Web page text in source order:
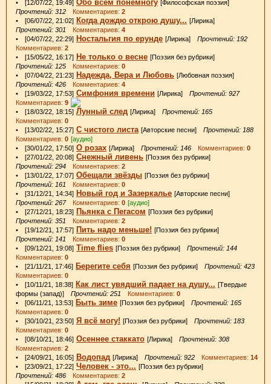
• [12/07/22, 19:49] Обо всём понемногу [Философская поэзия]
Прочтений: 312 Комментариев: 2
• [06/07/22, 21:02] Когда дождю открою душу... [Лирика]
Прочтений: 301 Комментариев: 4
• [04/07/22, 22:29] Ностальгия по ерунде [Лирика] Прочтений: 192
Комментариев: 2
• [15/05/22, 16:17] Не только о весне [Поэзия без рубрики]
Прочтений: 125 Комментариев: 0
• [07/04/22, 21:23] Надежда, Вера и Любовь [Любовная поэзия]
Прочтений: 426 Комментариев: 4
• [19/03/22, 17:53] Симфония времени [Лирика] Прочтений: 927
Комментариев: 9
• [18/03/22, 18:15] Лунный след [Лирика] Прочтений: 165
Комментариев: 0
• [13/02/22, 15:27] С чистого листа [Авторские песни] Прочтений: 188
Комментариев: 0 [аудио]
• [30/01/22, 17:50] О розах [Лирика] Прочтений: 146 Комментариев: 0
• [27/01/22, 20:08] Снежный ливень [Поэзия без рубрики]
Прочтений: 294 Комментариев: 2
• [13/01/22, 17:07] Обещали звёзды [Поэзия без рубрики]
Прочтений: 161 Комментариев: 0
• [31/12/21, 14:34] Новый год и Зазеркалье [Авторские песни]
Прочтений: 267Комментариев: 0 [аудио]
• [27/12/21, 18:23] Пьянка с Пегасом [Поэзия без рубрики]
Прочтений: 351 Комментариев: 2
• [19/12/21, 17:57] Пить надо меньше! [Поэзия без рубрики]
Прочтений: 141 Комментариев: 0
• [09/12/21, 19:08] Time flies [Поэзия без рубрики] Прочтений: 144
Комментариев: 0
• [21/11/21, 17:46] Берегите себя [Поэзия без рубрики] Прочтений: 423
Комментариев: 0
• [10/11/21, 18:38] Как лист увядший падает на душу... [Твердые
формы (запад)] Прочтений: 251 Комментариев: 0
• [06/11/21, 13:53] Быть зиме [Поэзия без рубрики] Прочтений: 165
Комментариев: 0
• [30/10/21, 23:50] Я всё могу! [Поэзия без рубрики] Прочтений: 183
Комментариев: 0
• [08/10/21, 18:46] Осеннее стаккато [Лирика] Прочтений: 308
Комментариев: 2
• [24/09/21, 16:05] Водопад [Лирика] Прочтений: 922 Комментариев: 14
• [23/09/21, 17:22] Человек - это... [Поэзия без рубрики]
Прочтений: 486 Комментариев: 2